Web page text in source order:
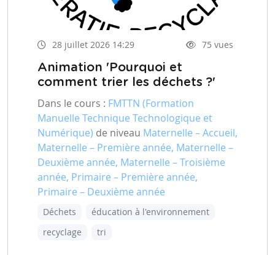
28 juillet 2026 14:29 75 vues
Animation 'Pourquoi et
comment trier les déchets ?'
Dans le cours : FMTTN (Formation
Manuelle Technique Technologique et
Numérique) de niveau Maternelle – Accueil,
Maternelle – Première année, Maternelle –
Deuxième année, Maternelle – Troisième
année, Primaire – Première année,
Primaire – Deuxième année
Déchets
éducation à l'environnement
recyclage
tri